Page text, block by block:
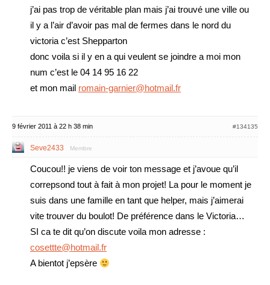
j’ai pas trop de véritable plan mais j’ai trouvé une ville ou
il y a l’air d’avoir pas mal de fermes dans le nord du
victoria c’est Shepparton
donc voila si il y en a qui veulent se joindre a moi mon
num c’est le 04 14 95 16 22
et mon mail romain-garnier@hotmail.fr
9 février 2011 à 22 h 38 min #134135
Seve2433 Membre
Coucou!! je viens de voir ton message et j’avoue qu’il
correpsond tout à fait à mon projet! La pour le moment je
suis dans une famille en tant que helper, mais j’aimerai
vite trouver du boulot! De préférence dans le Victoria…
SI ca te dit qu’on discute voila mon adresse :
cosettte@hotmail.fr
A bientot j’epsère